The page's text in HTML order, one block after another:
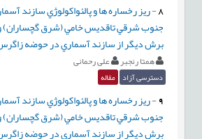
8
-ريز رخساره ها و پالئواکولوژي سازند
جنوب شرقي تاقديس خامي (شرق گچساران) و
برش ديگر از سازند آسماري در حوضه زاگرس
همتا رنجبر علی رحمانی
دسترسی آزاد مقاله
9
-ريز رخساره ها و پالئواکولوژي سازند
جنوب شرقي تاقديس خامي (شرق گچساران) و
برش ديگر از سازند آسماري در حوضه زاگرس